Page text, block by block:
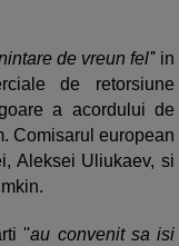
de vreun fel'' in
de retorsiune
a acordului de
Comisarul european
Aleksei Uliukaev, si
''au convenit sa isi